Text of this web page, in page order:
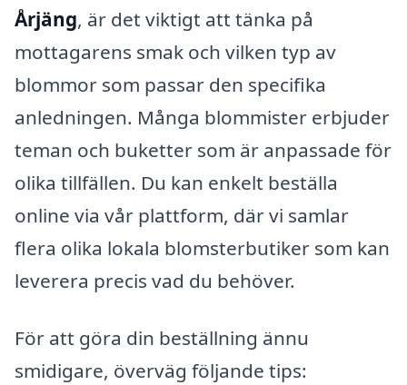
Årjäng, är det viktigt att tänka på
mottagarens smak och vilken typ av
blommor som passar den specifika
anledningen. Många blommister erbjuder
teman och buketter som är anpassade för
olika tillfällen. Du kan enkelt beställa
online via vår plattform, där vi samlar
flera olika lokala blomsterbutiker som kan
leverera precis vad du behöver.
För att göra din beställning ännu
smidigare, överväg följande tips: